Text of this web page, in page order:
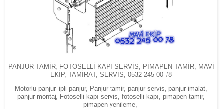
PANJUR TAMİR, FOTOSELLİ KAPI SERVİS, PİMAPEN TAMİR, MAVİ
EKİP, TAMİRAT, SERVİS, 0532 245 00 78
Motorlu panjur, ipli panjur, Panjur tamir, panjur servis, panjur imalat,
panjur montaj, Fotoselli kapı servis, fotoselli kapı, pimapen tamir,
pimapen yenileme,